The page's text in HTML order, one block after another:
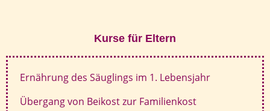
Kurse für Eltern
Ernährung des Säuglings im 1. Lebensjahr
Übergang von Beikost zur Familienkost